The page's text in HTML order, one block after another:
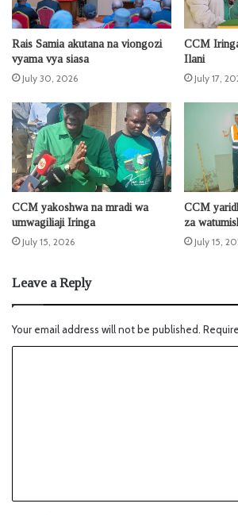
Rais Samia akutana na viongozi
vyama vya siasa
July 30, 2026
CCM
Ilani
July 17,
CCM yakoshwa na mradi wa
umwagiliaji Iringa
July 15, 2026
CCM
za
July 15,
Leave a Reply
Your email address will not be published.